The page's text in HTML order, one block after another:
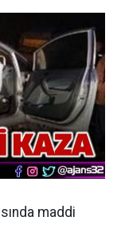
maddi